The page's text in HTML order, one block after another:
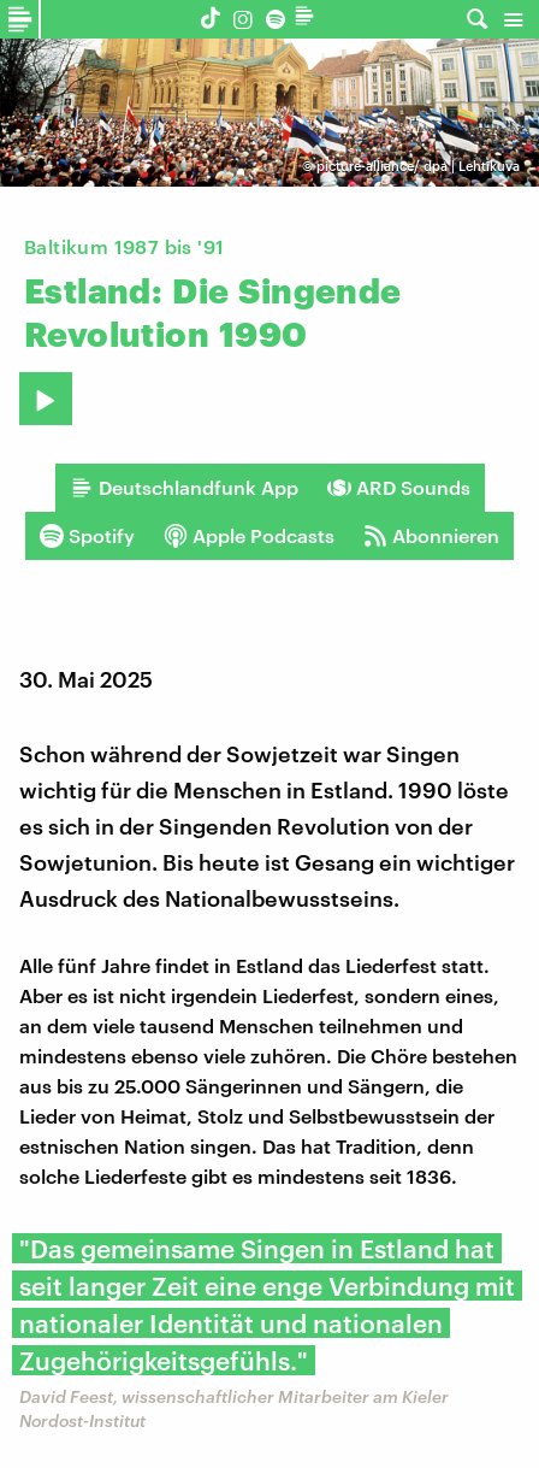
©picture-alliance/ dpa | Lehtikuva
Baltikum 1987 bis '91
Estland: Die Singende
Revolution 1990
Deutschlandfunk App ARD Sounds
Spotify Apple Podcasts Abonnieren
30. Mai 2025
Schon während der Sowjetzeit war Singen
wichtig für die Menschen in Estland. 1990 löste
es sich in der Singenden Revolution von der
Sowjetunion. Bis heute ist Gesang ein wichtiger
Ausdruck des Nationalbewusstseins.
Alle fünf Jahre findet in Estland das Liederfest statt.
Aber es ist nicht irgendein Liederfest, sondern eines,
an dem viele tausend Menschen teilnehmen und
mindestens ebenso viele zuhören. Die Chöre bestehen
aus bis zu 25.000 Sängerinnen und Sängern, die
Lieder von Heimat, Stolz und Selbstbewusstsein der
estnischen Nation singen. Das hat Tradition, denn
solche Liederfeste gibt es mindestens seit 1836.
"Das gemeinsame Singen in Estland hat
seit langer Zeit eine enge Verbindung mit
nationaler Identität und nationalen
Zugehörigkeitsgefühls."
David Feest, wissenschaftlicher Mitarbeiter am Kieler
Nordost-Institut